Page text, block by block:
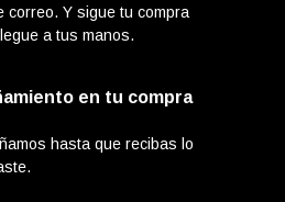
correo. Y sigue tu compra
a tus manos.
en tu compra
hasta que recibas lo